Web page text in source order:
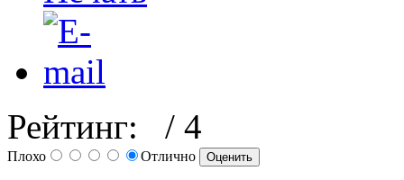
Рейтинг: / 4
Плохо Отлично